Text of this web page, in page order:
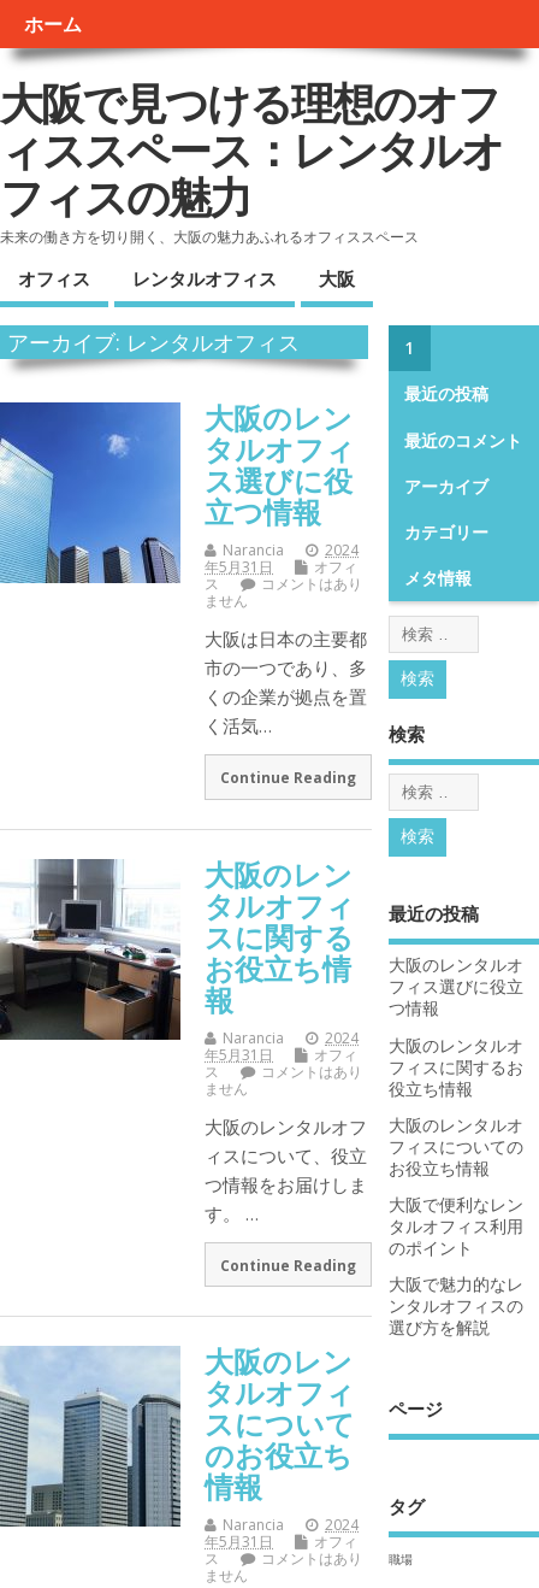
ホーム
大阪で見つける理想のオフ
ィススペース：レンタルオ
フィスの魅力
未来の働き方を切り開く、大阪の魅力あふれるオフィススペース
オフィス レンタルオフィス 大阪
アーカイブ: レンタルオフィス
大阪のレン
タルオフィ
ス選びに役
立つ情報
Narancia
2024
年5月31日
オフィ
ス
コメントはあり
ません
大阪は日本の主要都
市の一つであり、多
くの企業が拠点を置
く活気…
Continue Reading
大阪のレン
タルオフィ
スに関する
お役立ち情
報
Narancia
2024
年5月31日
オフィ
ス
コメントはあり
ません
大阪のレンタルオフ
ィスについて、役立
つ情報をお届けしま
す。 …
Continue Reading
大阪のレン
タルオフィ
スについて
のお役立ち
情報
Narancia
2024
年5月31日
オフィ
ス
コメントはあり
ません
1
最近の投稿
最近のコメント
アーカイブ
カテゴリー
メタ情報
検索
最近の投稿
大阪のレンタルオ
フィス選びに役立
つ情報
大阪のレンタルオ
フィスに関するお
役立ち情報
大阪のレンタルオ
フィスについての
お役立ち情報
大阪で便利なレン
タルオフィス利用
のポイント
大阪で魅力的なレ
ンタルオフィスの
選び方を解説
ページ
タグ
職場